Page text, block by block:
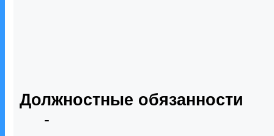
Должностные обязанности
-